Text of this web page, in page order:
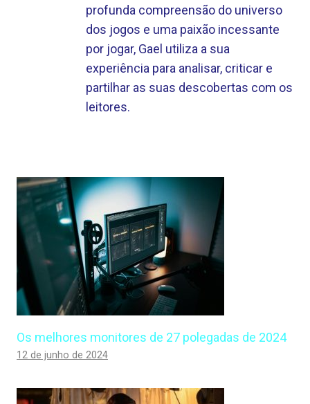
profunda compreensão do universo
dos jogos e uma paixão incessante
por jogar, Gael utiliza a sua
experiência para analisar, criticar e
partilhar as suas descobertas com os
leitores.
Os melhores monitores de 27 polegadas de 2024
12 de junho de 2024